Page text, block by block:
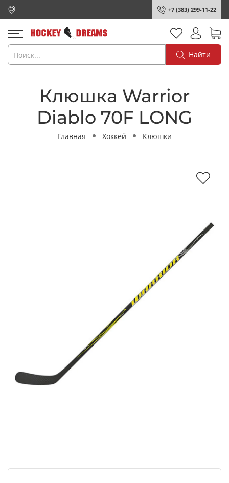
+7 (383) 299-11-22
Найти
Клюшка Warrior
Diablo 70F LONG
Главная Хоккей Клюшки